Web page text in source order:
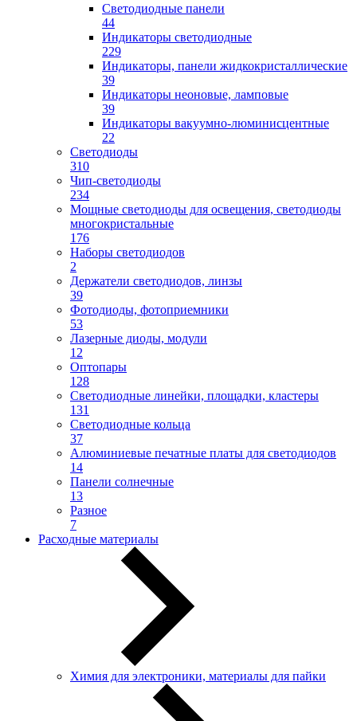
Светодиодные панели
44
Индикаторы светодиодные
229
Индикаторы, панели жидкокристаллические
39
Индикаторы неоновые, ламповые
39
Индикаторы вакуумно-люминисцентные
22
Светодиоды
310
Чип-светодиоды
234
Мощные светодиоды для освещения, светодиоды
многокристальные
176
Наборы светодиодов
2
Держатели светодиодов, линзы
39
Фотодиоды, фотоприемники
53
Лазерные диоды, модули
12
Оптопары
128
Светодиодные линейки, площадки, кластеры
131
Светодиодные кольца
37
Алюминиевые печатные платы для светодиодов
14
Панели солнечные
13
Разное
7
Расходные материалы
Химия для электроники, материалы для пайки